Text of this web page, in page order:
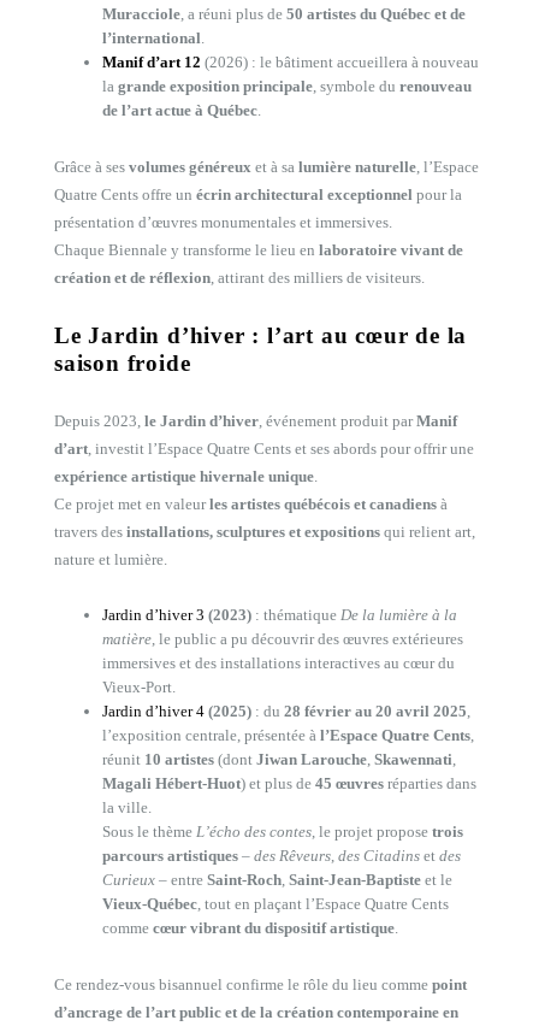
Muracciole, a réuni plus de 50 artistes du Québec et de
l’international.
Manif d’art 12 (2026) : le bâtiment accueillera à nouveau
la grande exposition principale, symbole du renouveau
de l’art actue à Québec.
Grâce à ses volumes généreux et à sa lumière naturelle, l’Espace
Quatre Cents offre un écrin architectural exceptionnel pour la
présentation d’œuvres monumentales et immersives.
Chaque Biennale y transforme le lieu en laboratoire vivant de
création et de réflexion, attirant des milliers de visiteurs.
Le Jardin d’hiver : l’art au cœur de la
saison froide
Depuis 2023, le Jardin d’hiver, événement produit parManif
d’art, investit l’Espace Quatre Cents et ses abords pour offrir une
expérience artistique hivernale unique.
Ce projet met en valeurles artistes québécois et canadiens à
travers des installations, sculptures et expositions qui relient art,
nature et lumière.
Jardin d’hiver 3 (2023) : thématique De la lumière à la
matière, le public a pu découvrir des œuvres extérieures
immersives et des installations interactives au cœur du
Vieux-Port.
Jardin d’hiver 4 (2025) : du 28 février au 20 avril 2025,
l’exposition centrale, présentée à l’Espace Quatre Cents,
réunit 10 artistes (dont Jiwan Larouche, Skawennati,
Magali Hébert-Huot) et plus de 45 œuvres réparties dans
la ville.
Sous le thème L’écho des contes, le projet propose trois
parcours artistiques – des Rêveurs, des Citadins et des
Curieux – entre Saint-Roch, Saint-Jean-Baptiste et le
Vieux-Québec, tout en plaçant l’Espace Quatre Cents
comme cœur vibrant du dispositif artistique.
Ce rendez-vous bisannuel confirme le rôle du lieu comme point
d’ancrage de l’art public et de la création contemporaine en